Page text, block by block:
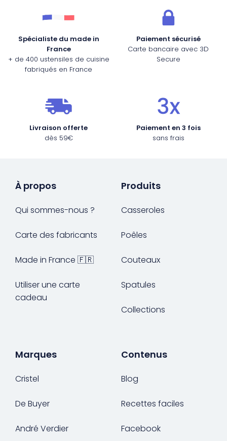
Spécialiste du made in
France
+ de 400 ustensiles de cuisine
fabriqués en France
Paiement sécurisé
Carte bancaire avec 3D
Secure
Livraison offerte
dès 59€
Paiement en 3 fois
sans frais
À propos
Qui sommes-nous ?
Carte des fabricants
Made in France 🇫🇷
Utiliser une carte
cadeau
Produits
Casseroles
Poêles
Couteaux
Spatules
Collections
Marques
Cristel
De Buyer
André Verdier
Contenus
Blog
Recettes faciles
Facebook